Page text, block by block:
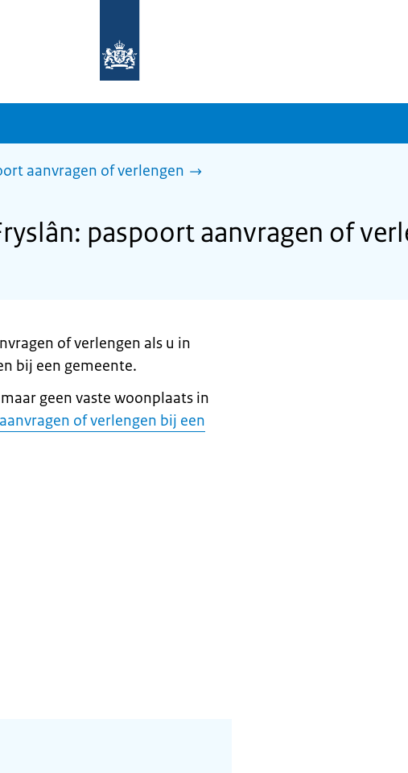
homepage
sdg.rijksoverheid.nl
aanvragen of verlengen
paspoort aanvragen of
of verlengen als u in
bij een gemeente.
geen vaste woonplaats in
of verlengen bij een